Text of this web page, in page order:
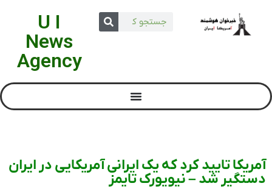
U I
News
Agency
آمریکا تایید کرد که یک ایرانی آمریکایی در ایران
دستگیر شد – نیویورک تایمز